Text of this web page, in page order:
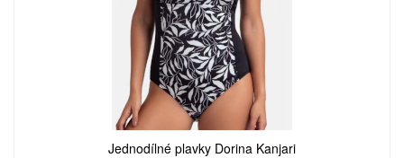
Jednodílné plavky Dorina Kanjari